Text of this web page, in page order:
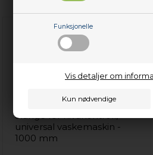
Funksjonelle
Vis detaljer om
Slange for nivåkontroll,
universal vaskemaskin -
1000 mm